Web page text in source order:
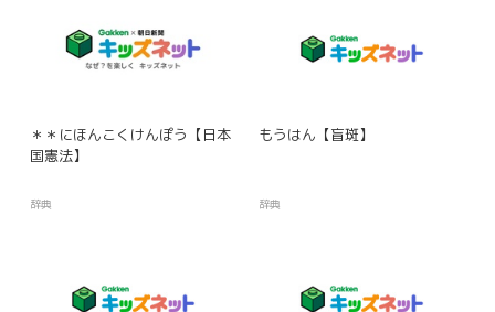
＊＊にほんこくけんぽう【日本
国憲法】
辞典
もうはん【盲斑】
辞典